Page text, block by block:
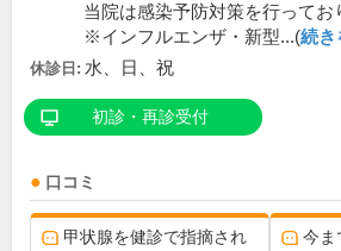
当院は感染予防対策を行ってお
※インフルエンザ・新型...(続き
休診日: 水、日、祝
初診・再診受付
口コミ
甲状腺を健診で指摘され
今ま